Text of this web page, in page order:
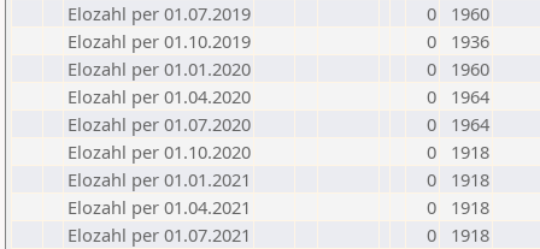
Elozahl per 01.07.2019
0
1960
Elozahl per 01.10.2019
0
1936
Elozahl per 01.01.2020
0
1960
Elozahl per 01.04.2020
0
1964
Elozahl per 01.07.2020
0
1964
Elozahl per 01.10.2020
0
1918
Elozahl per 01.01.2021
0
1918
Elozahl per 01.04.2021
0
1918
Elozahl per 01.07.2021
0
1918